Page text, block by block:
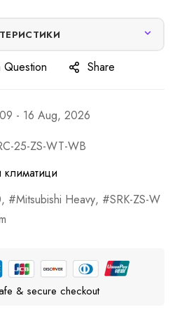
Question Share
09 - 16 Aug, 2026
25-ZS-WT-WB
климатици
, Mitsubishi Heavy,
SRK-ZS-W
& secure checkout